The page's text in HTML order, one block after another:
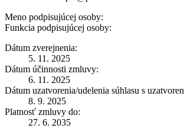
Meno podpisujúcej osoby:
Funkcia podpisujúcej osoby:
Dátum zverejnenia:
5. 11. 2025
Dátum účinnosti zmluvy:
6. 11. 2025
Dátum uzatvorenia/udelenia súhlasu s
8. 9. 2025
Platnosť zmluvy do:
27. 6. 2035